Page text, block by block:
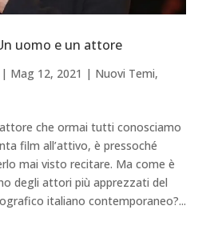
uomo e un attore
| Mag 12, 2021 | Nuovi Temi,
che ormai tutti conosciamo
film all’attivo, è pressoché
mai visto recitare. Ma come è
degli attori più apprezzati del
italiano contemporaneo?...